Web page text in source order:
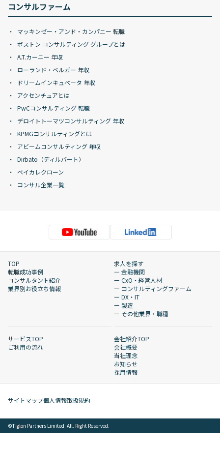
コンサルファーム
マッキンゼー・アンド・カンパニー 転職
ボストン コンサルティング グループとは
A.T.カーニー 年収
ローランド・ベルガー 年収
ドリームインキュベータ 年収
アクセンチュアとは
PwCコンサルティング 転職
デロイトトーマツコンサルティング 年収
KPMGコンサルティングとは
アビームコンサルティング 年収
Dirbato（ディルバート）
ベイカレクローン
コンサル企業一覧
TOP
転職成功事例
コンサルタント紹介
業界別お役立ち情報
求人を探す
ー 金融機関
ー CxO・経営人材
ー コンサルティングファーム
ー DX・IT
ー 製造
ー その他業界・職種
サービスTOP
ご利用の流れ
会社紹介TOP
会社概要
当社理念
お知らせ
採用情報
サイトマップ個人情報取扱規約
©︎Tiglon Partners Limited. All. Right Reserved.